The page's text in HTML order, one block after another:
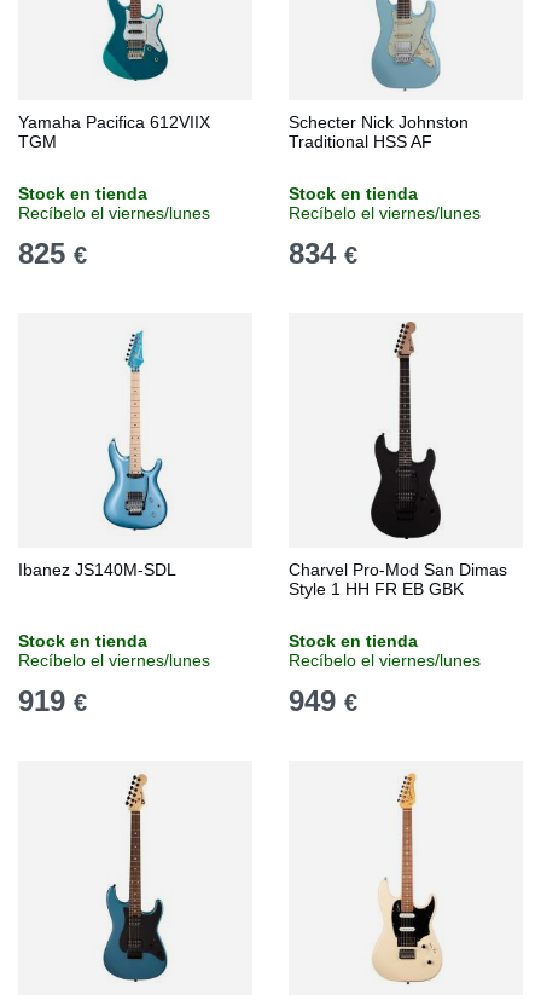
Yamaha Pacifica 612VIIX
TGM
Stock en tienda
Recíbelo el viernes/lunes
825 €
Schecter Nick Johnston
Traditional HSS AF
Stock en tienda
Recíbelo el viernes/lunes
834 €
Ibanez JS140M-SDL
Stock en tienda
Recíbelo el viernes/lunes
919 €
Charvel Pro-Mod San Dimas
Style 1 HH FR EB GBK
Stock en tienda
Recíbelo el viernes/lunes
949 €